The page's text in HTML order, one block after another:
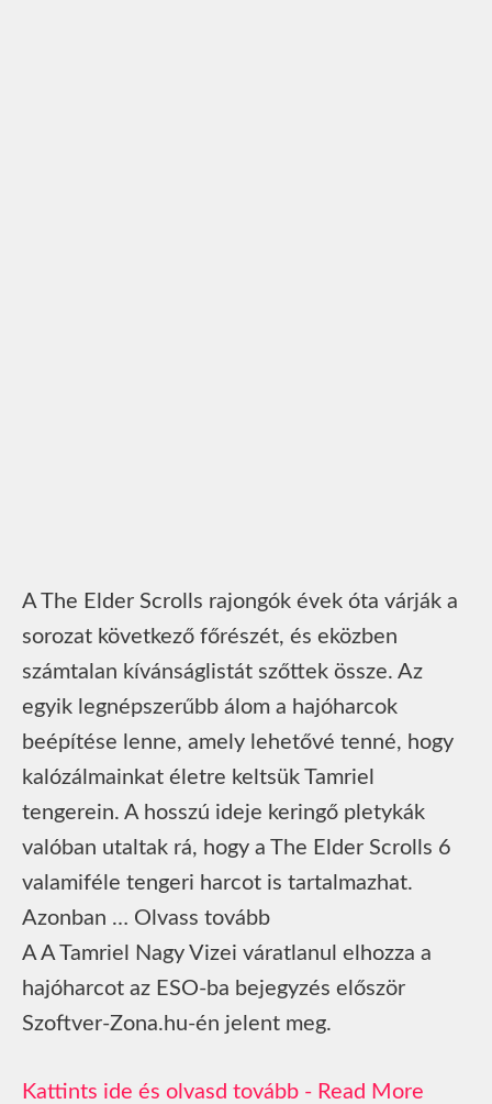
A The Elder Scrolls rajongók évek óta várják a
sorozat következő főrészét, és eközben
számtalan kívánságlistát szőttek össze. Az
egyik legnépszerűbb álom a hajóharcok
beépítése lenne, amely lehetővé tenné, hogy
kalózálmainkat életre keltsük Tamriel
tengerein. A hosszú ideje keringő pletykák
valóban utaltak rá, hogy a The Elder Scrolls 6
valamiféle tengeri harcot is tartalmazhat.
Azonban … Olvass tovább
A A Tamriel Nagy Vizei váratlanul elhozza a
hajóharcot az ESO-ba bejegyzés először
Szoftver-Zona.hu-én jelent meg.
Read More